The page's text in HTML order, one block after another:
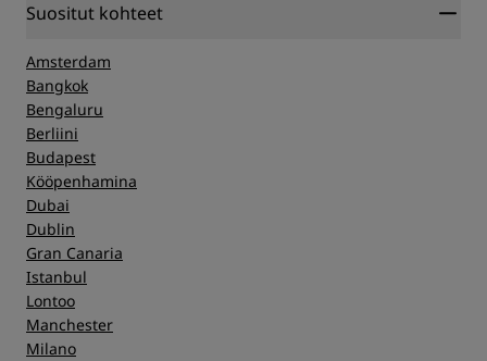
Suositut kohteet
Amsterdam
Bangkok
Bengaluru
Berliini
Budapest
Kööpenhamina
Dubai
Dublin
Gran Canaria
Istanbul
Lontoo
Manchester
Milano